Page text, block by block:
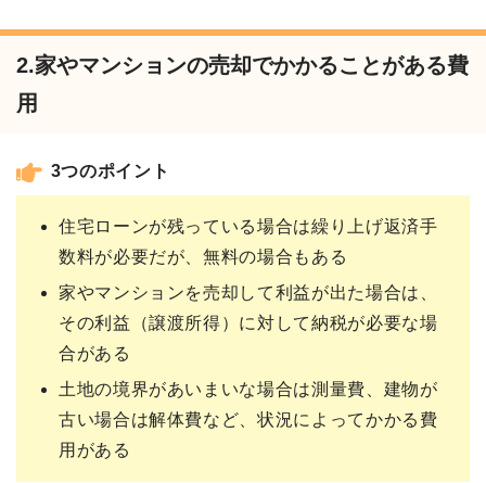
2.家やマンションの売却でかかることがある費
用
3つのポイント
住宅ローンが残っている場合は繰り上げ返済手
数料が必要だが、無料の場合もある
家やマンションを売却して利益が出た場合は、
その利益（譲渡所得）に対して納税が必要な場
合がある
土地の境界があいまいな場合は測量費、建物が
古い場合は解体費など、状況によってかかる費
用がある